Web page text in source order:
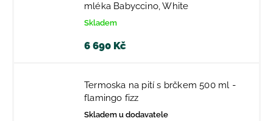
mléka Babyccino, White
Skladem
6 690 Kč
Termoska na pití s brčkem 500 ml -
flamingo fizz
Skladem u dodavatele